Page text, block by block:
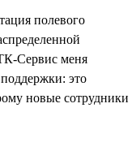
полевого
Сервис меня
это
новые сотрудники